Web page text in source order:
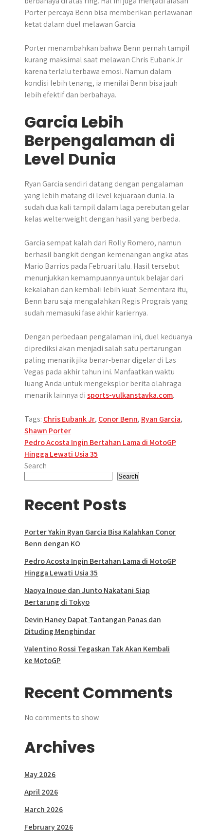
Porter percaya Benn bisa memberikan perlawanan
ketat dalam duel melawan Garcia.
Porter menambahkan bahwa Benn pernah tampil
kurang maksimal saat melawan Chris Eubank Jr
karena terlalu terbawa emosi. Namun dalam
kondisi lebih tenang, ia menilai Benn bisa jauh
lebih efektif dan berbahaya.
Garcia Lebih
Berpengalaman di
Level Dunia
Ryan Garcia sendiri datang dengan pengalaman
yang lebih matang di level kejuaraan dunia. Ia
sudah dua kali tampil dalam laga perebutan gelar
kelas welterweight dengan hasil yang berbeda.
Garcia sempat kalah dari Rolly Romero, namun
berhasil bangkit dengan kemenangan angka atas
Mario Barrios pada Februari lalu. Hasil tersebut
menunjukkan kemampuannya untuk belajar dari
kekalahan dan kembali lebih kuat. Sementara itu,
Benn baru saja mengalahkan Regis Prograis yang
sudah memasuki fase akhir kariernya.
Dengan perbedaan pengalaman ini, duel keduanya
diprediksi akan menjadi salah satu pertarungan
paling menarik jika benar-benar digelar di Las
Vegas pada akhir tahun ini. Manfaatkan waktu
luang Anda untuk mengeksplor berita olahraga
menarik lainnya disports-vulkanstavka.com.
Tags: Chris Eubank Jr, Conor Benn, Ryan Garcia,
Shawn Porter
Post
navigation
Pedro Acosta Ingin Bertahan Lama di MotoGP
Hingga Lewati Usia 35
Search
Search
Recent Posts
Porter Yakin Ryan Garcia Bisa Kalahkan Conor
Benn dengan KO
Pedro Acosta Ingin Bertahan Lama di MotoGP
Hingga Lewati Usia 35
Naoya Inoue dan Junto Nakatani Siap
Bertarung di Tokyo
Devin Haney Dapat Tantangan Panas dan
Dituding Menghindar
Valentino Rossi Tegaskan Tak Akan Kembali
ke MotoGP
Recent Comments
No comments to show.
Archives
May 2026
April 2026
March 2026
February 2026